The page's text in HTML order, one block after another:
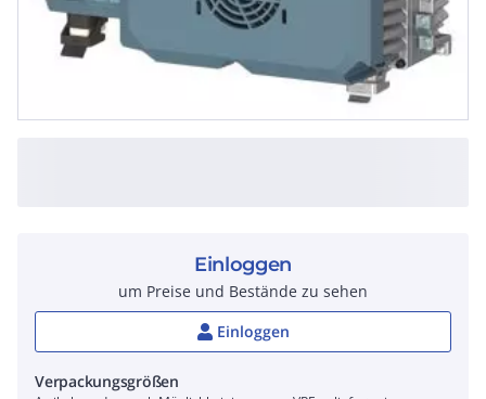
Einloggen
um Preise und Bestände zu sehen
Einloggen
Verpackungsgrößen